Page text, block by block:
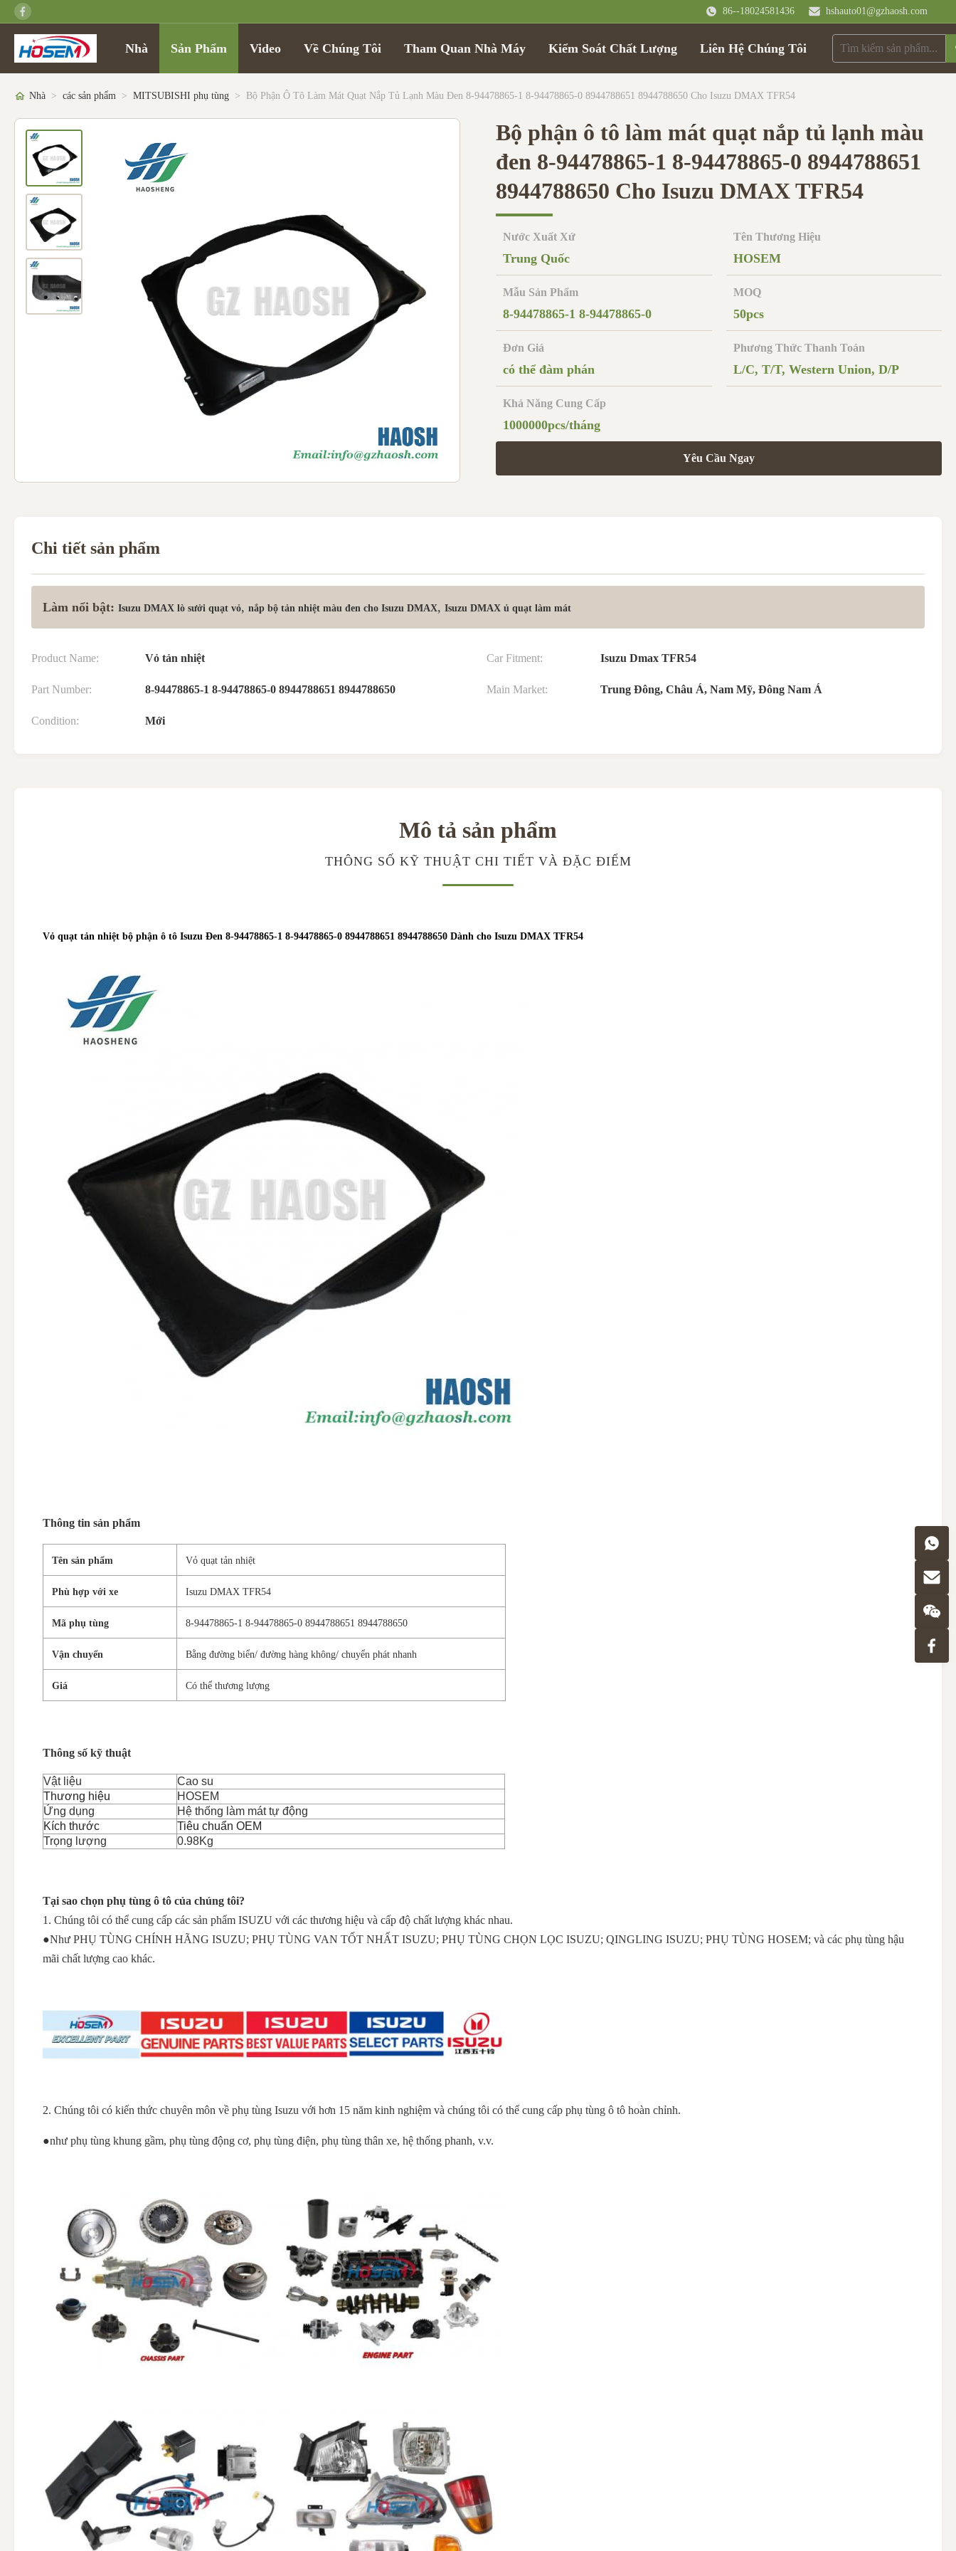
86--18024581436 hshauto01@gzhaosh.com
Nhà Sản Phẩm Video Về Chúng Tôi Tham Quan Nhà Máy Kiểm Soát Chất Lượng Liên Hệ Chúng Tôi
Nhà > các sản phẩm > MITSUBISHI phụ tùng > Bộ Phận Ô Tô Làm Mát Quạt Nắp Tủ Lạnh Màu Đen 8-94478865-1 8-94478865-0 8944788651 8944788650 Cho Isuzu DMAX TFR54
Bộ phận ô tô làm mát quạt nắp tủ lạnh màu
đen 8-94478865-1 8-94478865-0 8944788651
8944788650 Cho Isuzu DMAX TFR54
Nước Xuất Xứ
Trung Quốc
Tên Thương Hiệu
HOSEM
Mẫu Sản Phẩm
8-94478865-1 8-94478865-0
MOQ
50pcs
Đơn Giá
có thể đàm phán
Phương Thức Thanh Toán
L/C, T/T, Western Union, D/P
Khả Năng Cung Cấp
1000000pcs/tháng
Yêu Cầu Ngay
Chi tiết sản phẩm
Làm nổi bật: Isuzu DMAX lò sưởi quạt vỏ, nắp bộ tản nhiệt màu đen cho Isuzu DMAX, Isuzu DMAX ủ quạt làm mát
Product Name: Vỏ tản nhiệt Car Fitment: Isuzu Dmax TFR54
Part Number: 8-94478865-1 8-94478865-0 8944788651 8944788650 Main Market: Trung Đông, Châu Á, Nam Mỹ, Đông Nam Á
Condition: Mới
Mô tả sản phẩm
THÔNG SỐ KỸ THUẬT CHI TIẾT VÀ ĐẶC ĐIỂM
Vỏ quạt tản nhiệt bộ phận ô tô Isuzu Đen 8-94478865-1 8-94478865-0 8944788651 8944788650 Dành cho Isuzu DMAX TFR54
Thông tin sản phẩm
Tên sản phẩm Vỏ quạt tản nhiệt
Phù hợp với xe Isuzu DMAX TFR54
Mã phụ tùng 8-94478865-1 8-94478865-0 8944788651 8944788650
Vận chuyển Bằng đường biển/ đường hàng không/ chuyển phát nhanh
Giá Có thể thương lượng
Thông số kỹ thuật
Vật liệu
Cao su
Thương hiệu
HOSEM
Ứng dụng
Hệ thống làm mát tự động
Kích thước
Tiêu chuẩn OEM
Trọng lượng
0.98Kg
Tại sao chọn phụ tùng ô tô của chúng tôi?
1. Chúng tôi có thể cung cấp các sản phẩm ISUZU với các thương hiệu và cấp độ chất lượng khác nhau.
●Như PHỤ TÙNG CHÍNH HÃNG ISUZU; PHỤ TÙNG VAN TỐT NHẤT ISUZU; PHỤ TÙNG CHỌN LỌC ISUZU; QINGLING ISUZU; PHỤ TÙNG HOSEM; và các phụ tùng hậu
mãi chất lượng cao khác.
2. Chúng tôi có kiến thức chuyên môn về phụ tùng Isuzu với hơn 15 năm kinh nghiệm và chúng tôi có thể cung cấp phụ tùng ô tô hoàn chỉnh.
●như phụ tùng khung gầm, phụ tùng động cơ, phụ tùng điện, phụ tùng thân xe, hệ thống phanh, v.v.